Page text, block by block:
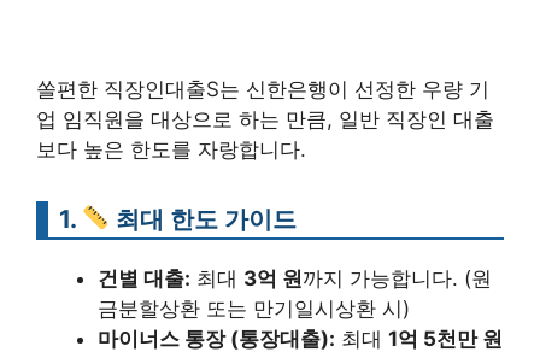
쏠편한 직장인대출S는 신한은행이 선정한 우량 기
업 임직원을 대상으로 하는 만큼, 일반 직장인 대출
보다 높은 한도를 자랑합니다.
1. 최대 한도 가이드
건별 대출: 최대 3억 원까지 가능합니다. (원
금분할상환 또는 만기일시상환 시)
마이너스 통장 (통장대출): 최대 1억 5천만 원